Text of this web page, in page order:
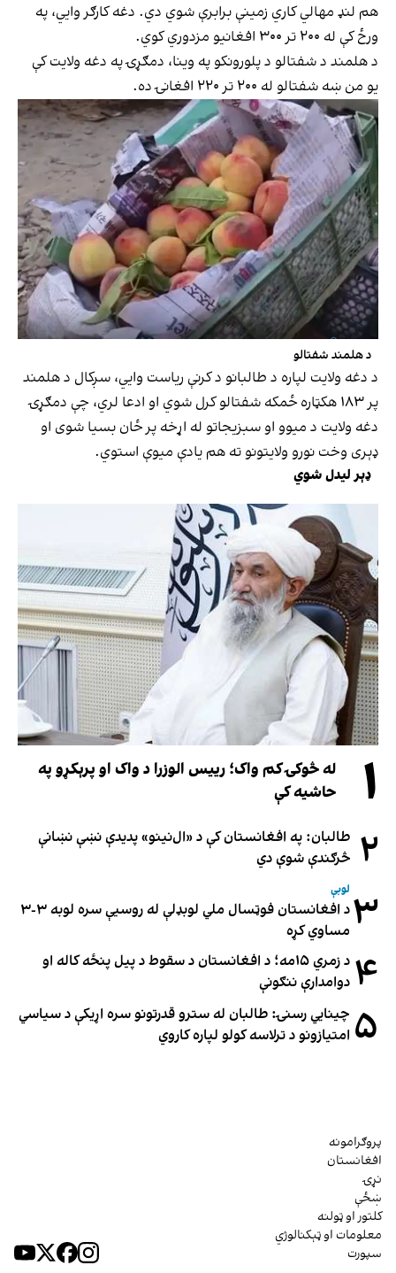
هم لنډ مهالي کاري زمینې برابرې شوي دي. دغه کارګر وايي، په
ورځ کې له ۲۰۰ تر ۳۰۰ افغانیو مزدوري کوي.
د هلمند د شفتالو د پلورونکو په وینا، دمګړۍ په دغه ولایت کې
یو من ښه شفتالو له ۲۰۰ تر ۲۲۰ افغانۍ ده.
د هلمند شفتالو
د دغه ولایت لپاره د طالبانو د کرنې ریاست وايي، سږکال د هلمند
پر ۱۸۳ هکټاره ځمکه شفتالو کرل شوي او ادعا لري، چې دمګړۍ
دغه ولایت د میوو او سبزیجاتو له اړخه پر ځان بسیا شوی او
ډېری وخت نورو ولایتونو ته هم یادې میوې استوي.
ډېر لیدل شوي
۱
له څوکۍ کم واک؛ رییس الوزرا د واک او پرېکړو په
حاشیه کې
۲ طالبان: په افغانستان کې د «ال‌نینو» پدیدې نښې نښانې
څرګندې شوې دي
۳ لوبې
د افغانستان فوټسال ملي لوبډلې له روسیې سره لوبه ۳-۳
مساوي کړه
۴
د زمري ۱۵مه؛ د افغانستان د سقوط د پیل پنځه کاله او
دوامدارې ننګونې
۵ چینایي رسنۍ: طالبان له سترو قدرتونو سره اړیکې د سیاسي
امتیازونو د ترلاسه کولو لپاره کاروي
پروګرامونه
افغانستان
نړۍ
ښځې
کلتور او ټولنه
معلومات او ټېکنالوژي
سپورت